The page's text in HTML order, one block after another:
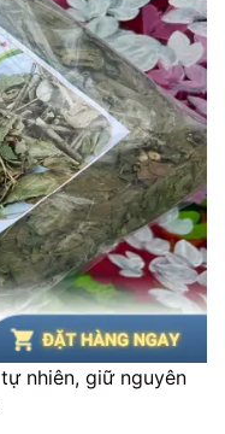
nhiên, giữ nguyên